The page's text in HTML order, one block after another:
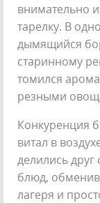
внимательно
тарелку. В
дымящийся
старинному
томился
резными
Конкуренция
витал в
делились друг
блюд,
лагеря и